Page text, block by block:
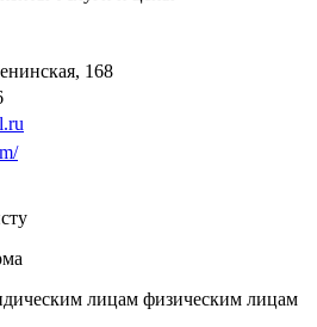
168
лицам физическим лицам